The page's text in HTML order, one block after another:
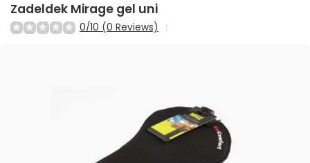
Zadeldek Mirage gel uni
0/10 (0 Reviews)